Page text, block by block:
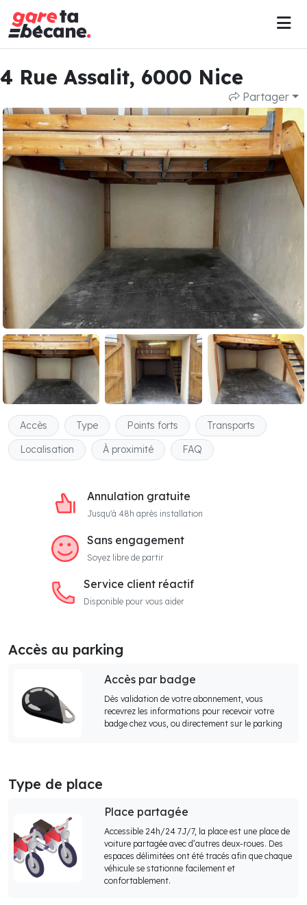
4 Rue Assalit, 6000 Nice
Partager
Accès Type Points forts
Transports
Localisation
À proximité FAQ
Annulation gratuite
Jusqu'à 48h après installation
Sans engagement
Soyez libre de partir
Service client réactif
Disponible pour vous aider
Accès au parking
Accès par badge
Dès validation de votre abonnement, vous
recevrez les informations pour recevoir votre
badge chez vous, ou directement sur le parking
Type de place
Place partagée
Accessible 24h/24 7J/7, la place est une place de
voiture partagée avec d’autres deux-roues. Des
espaces délimitées ont été tracés afin que chaque
véhicule se stationne facilement et
confortablement.